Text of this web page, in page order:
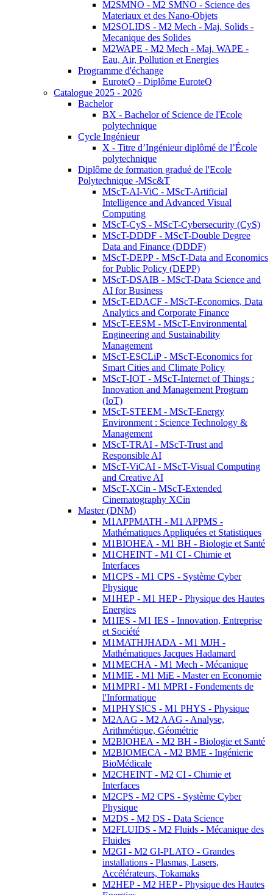
M2SMNO - M2 SMNO - Science des
Materiaux et des Nano-Objets
M2SOLIDS - M2 Mech - Maj. Solids -
Mecanique des Solides
M2WAPE - M2 Mech - Maj. WAPE -
Eau, Air, Pollution et Energies
Programme d'échange
EuroteQ - Diplôme EuroteQ
Catalogue 2025 - 2026
Bachelor
BX - Bachelor of Science de l'Ecole
polytechnique
Cycle Ingénieur
X - Titre d’Ingénieur diplômé de l’École
polytechnique
Diplôme de formation gradué de l'Ecole
Polytechnique -MSc&T
MScT-AI-ViC - MScT-Artificial
Intelligence and Advanced Visual
Computing
MScT-CyS - MScT-Cybersecurity (CyS)
MScT-DDDF - MScT-Double Degree
Data and Finance (DDDF)
MScT-DEPP - MScT-Data and Economics
for Public Policy (DEPP)
MScT-DSAIB - MScT-Data Science and
AI for Business
MScT-EDACF - MScT-Economics, Data
Analytics and Corporate Finance
MScT-EESM - MScT-Environmental
Engineering and Sustainability
Management
MScT-ESCLiP - MScT-Economics for
Smart Cities and Climate Policy
MScT-IOT - MScT-Internet of Things :
Innovation and Management Program
(IoT)
MScT-STEEM - MScT-Energy
Environment : Science Technology &
Management
MScT-TRAI - MScT-Trust and
Responsible AI
MScT-ViCAI - MScT-Visual Computing
and Creative AI
MScT-XCin - MScT-Extended
Cinematography XCin
Master (DNM)
M1APPMATH - M1 APPMS -
Mathématiques Appliquées et Statistiques
M1BIOHEA - M1 BH - Biologie et Santé
M1CHEINT - M1 CI - Chimie et
Interfaces
M1CPS - M1 CPS - Système Cyber
Physique
M1HEP - M1 HEP - Physique des Hautes
Energies
M1IES - M1 IES - Innovation, Entreprise
et Société
M1MATHJHADA - M1 MJH -
Mathématiques Jacques Hadamard
M1MECHA - M1 Mech - Mécanique
M1MIE - M1 MiE - Master en Economie
M1MPRI - M1 MPRI - Fondements de
l'Informatique
M1PHYSICS - M1 PHYS - Physique
M2AAG - M2 AAG - Analyse,
Arithmétique, Géométrie
M2BIOHEA - M2 BH - Biologie et Santé
M2BIOMECA - M2 BME - Ingénierie
BioMédicale
M2CHEINT - M2 CI - Chimie et
Interfaces
M2CPS - M2 CPS - Système Cyber
Physique
M2DS - M2 DS - Data Science
M2FLUIDS - M2 Fluids - Mécanique des
Fluides
M2GI - M2 GI-PLATO - Grandes
installations - Plasmas, Lasers,
Accélérateurs, Tokamaks
M2HEP - M2 HEP - Physique des Hautes